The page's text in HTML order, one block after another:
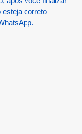
esteja correto